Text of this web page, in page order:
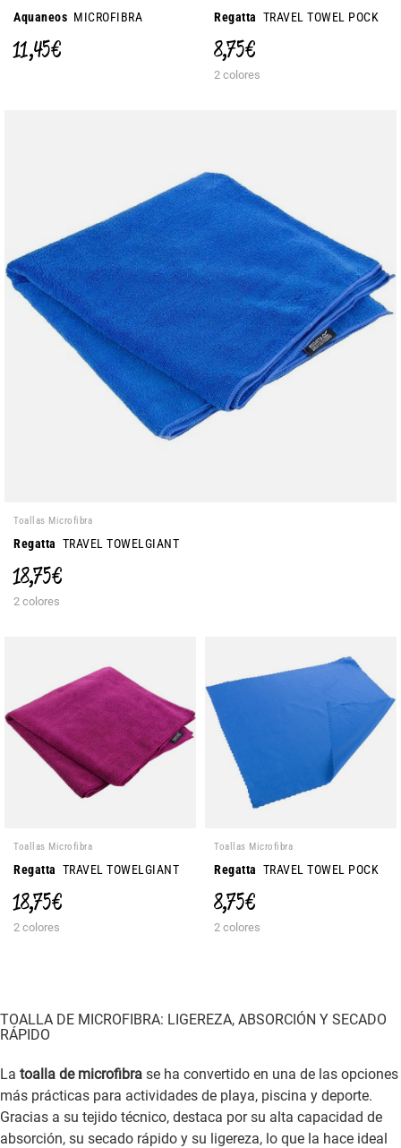
Aquaneos MICROFIBRA
11,45 €
Regatta TRAVEL TOWEL POCK
8,75 €
2 colores
Toallas Microfibra
Regatta TRAVEL TOWELGIANT
18,75 €
2 colores
Toallas Microfibra
Regatta TRAVEL TOWELGIANT
18,75 €
2 colores
Toallas Microfibra
Regatta TRAVEL TOWEL POCK
8,75 €
2 colores
TOALLA DE MICROFIBRA: LIGEREZA, ABSORCIÓN Y SECADO
RÁPIDO
La toalla de microfibra se ha convertido en una de las opciones
más prácticas para actividades de playa, piscina y deporte.
Gracias a su tejido técnico, destaca por su alta capacidad de
absorción, su secado rápido y su ligereza, lo que la hace ideal